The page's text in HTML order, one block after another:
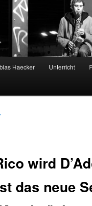
Haecker Unterricht
wird
das neue